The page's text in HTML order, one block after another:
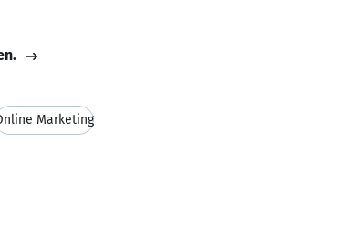
Marketing